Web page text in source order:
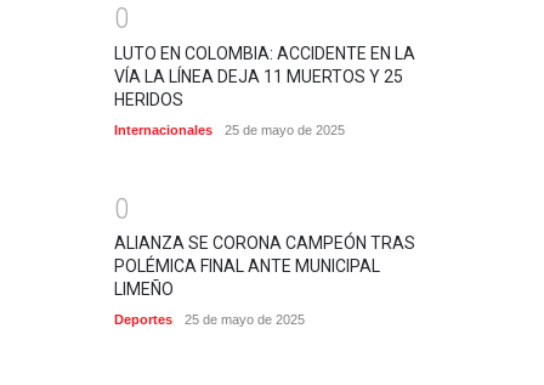
0
LUTO EN COLOMBIA: ACCIDENTE EN LA
VÍA LA LÍNEA DEJA 11 MUERTOS Y 25
HERIDOS
Internacionales 25 de mayo de 2025
0
ALIANZA SE CORONA CAMPEÓN TRAS
POLÉMICA FINAL ANTE MUNICIPAL
LIMEÑO
Deportes 25 de mayo de 2025